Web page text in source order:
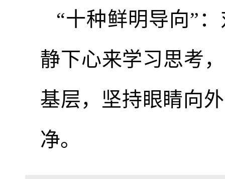
“十种鲜明导向”
静下心来学习思考
基层，坚持眼睛向
净。